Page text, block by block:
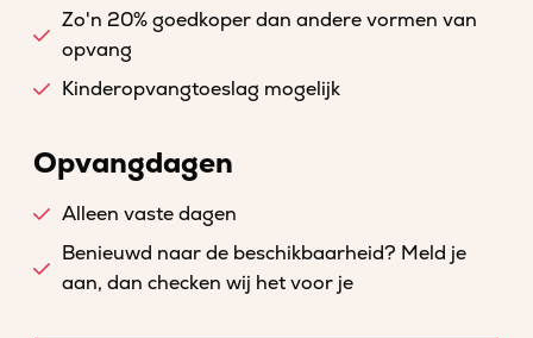
Zo'n 20% goedkoper dan andere vormen van
opvang
Kinderopvangtoeslag mogelijk
Opvangdagen
Alleen vaste dagen
Benieuwd naar de beschikbaarheid? Meld je
aan, dan checken wij het voor je